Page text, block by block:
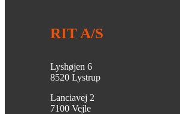
RIT A/S
Lyshøjen 6
8520 Lystrup
Lanciavej 2
7100 Vejle